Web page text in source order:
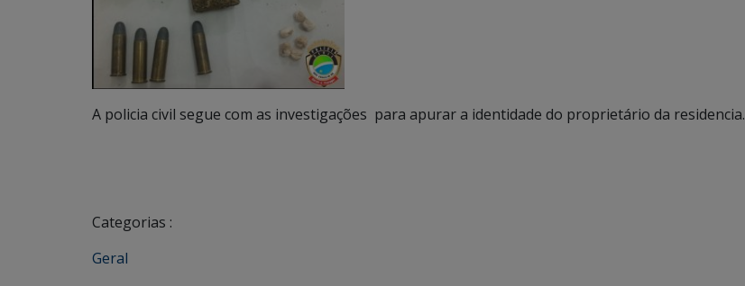
A policia civil segue com as investigações para apurar a identidade do proprietário da residencia.
Categorias :
Geral